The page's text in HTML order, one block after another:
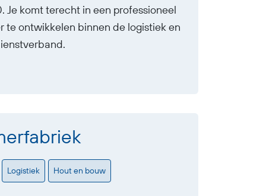
komt terecht in een professioneel
te ontwikkelen binnen de logistiek en
Logistiek Hout en bouw